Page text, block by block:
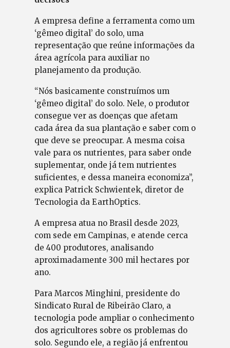
A empresa define a ferramenta como um
‘gêmeo digital’ do solo, uma
representação que reúne informações da
área agrícola para auxiliar no
planejamento da produção.
“Nós basicamente construímos um
‘gêmeo digital’ do solo. Nele, o produtor
consegue ver as doenças que afetam
cada área da sua plantação e saber com o
que deve se preocupar. A mesma coisa
vale para os nutrientes, para saber onde
suplementar, onde já tem nutrientes
suficientes, e dessa maneira economiza”,
explica Patrick Schwientek, diretor de
Tecnologia da EarthOptics.
A empresa atua no Brasil desde 2023,
com sede em Campinas, e atende cerca
de 400 produtores, analisando
aproximadamente 300 mil hectares por
ano.
Para Marcos Minghini, presidente do
Sindicato Rural de Ribeirão Claro, a
tecnologia pode ampliar o conhecimento
dos agricultores sobre os problemas do
solo. Segundo ele, a região já enfrentou